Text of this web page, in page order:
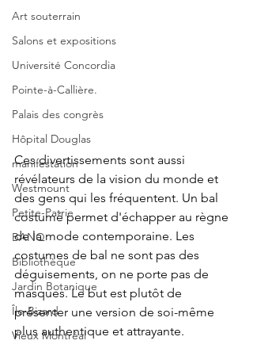
Art souterrain
Salons et expositions
Université Concordia
Pointe-à-Callière.
Palais des congrès
Hôpital Douglas
manifestation
Westmount
Petite-Patrie
BANQ
Bibliothèque
Jardin Botanique
Île-Bizard
Vieux Montréal
Ces divertissements sont aussi
révélateurs de la vision du monde et
des gens qui les fréquentent. Un bal
costumé permet d'échapper au règne
de la mode contemporaine. Les
costumes de bal ne sont pas des
déguisements, on ne porte pas de
masques. Le but est plutôt de
présenter une version de soi-même
plus authentique et attrayante.